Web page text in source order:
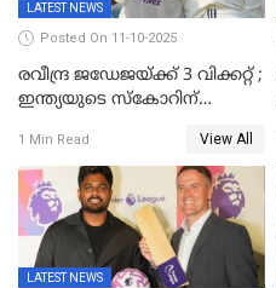
LATEST NEWS
Posted On 11-10-2025
രവീന്ദ്ര ജഡേജയ്ക്ക് 3 വിക്കറ്റ് ;
ഇന്ത്യയുടെ സ്കോറിന്
നാല് വിക്കറ്റ് നഷ്ടം
1 Min Read View All
LATEST NEWS